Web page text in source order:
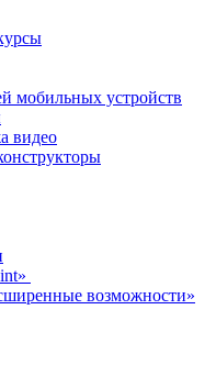
мобильных устройств
видео
возможности»